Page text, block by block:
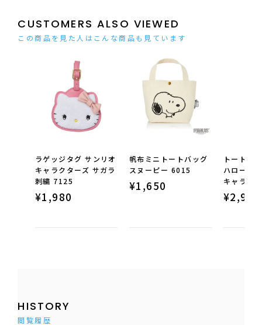
この商品を見た人はこんな商品も見ています
CUSTOMERS ALSO VIEWED
ラゲッジタグ サンリオ
キャラクターズ サガラ
刺繍 7125
¥1,980
帆布ミニトートバッグ
スヌーピー 6015
¥1,650
トートバ
ハローキ
キャラク
¥2,970
閲覧履歴
HISTORY